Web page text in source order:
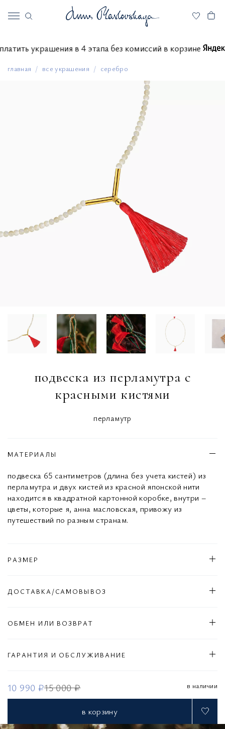
оплатить украшения в 4 этапа без комиссий в корзине
главная все украшения серебро
подвеска из перламутра с
красными кистями
перламутр
10 990 ₽15 000 ₽ в наличии
в корзину
МАТЕРИАЛЫ
подвеска 65 сантиметров (длина без учета кистей) из
перламутра и двух кистей из красной японской нити
находится в квадратной картонной коробке, внутри –
цветы, которые я, анна масловская, привожу из
путешествий по разным странам.
РАЗМЕР
ДОСТАВКА/САМОВЫВОЗ
ОБМЕН ИЛИ ВОЗВРАТ
ГАРАНТИЯ И ОБСЛУЖИВАНИЕ